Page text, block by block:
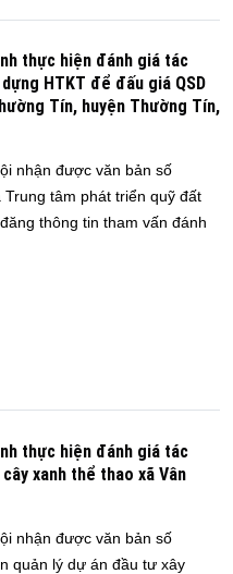
thực hiện đánh giá tác
HTKT để đấu giá QSD
Tín, huyện Thường Tín,
nhận được văn bản số
tâm phát triển quỹ đất
thông tin tham vấn đánh
thực hiện đánh giá tác
xanh thể thao xã Vân
nhận được văn bản số
quản lý dự án đầu tư xây